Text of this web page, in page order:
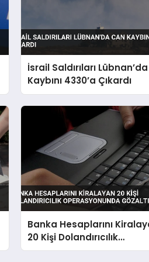
İsrail Saldırıları
Kaybını 4330’a Çıkardı
Banka Hesaplarını
20 Kişi Dolandırıcılık
Operasyonunda